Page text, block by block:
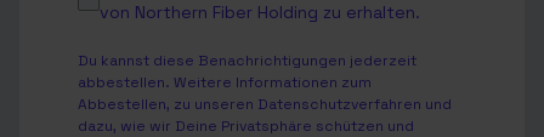
von Northern Fiber Holding zu erhalten.
Du kannst diese Benachrichtigungen jederzeit
abbestellen. Weitere Informationen zum
Abbestellen, zu unseren Datenschutzverfahren und
dazu, wie wir Deine Privatsphäre schützen und